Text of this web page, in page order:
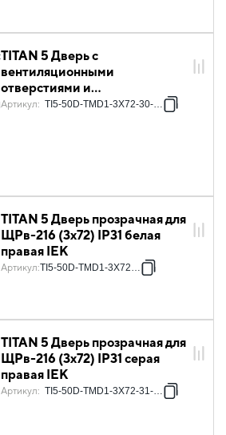
TITAN 5 Дверь с
вентиляционными
отверстиями и
радиопрозрачной вставкой
Артикул: TI5-50D-TMD1-3X72-30-7035
TITAN 5 Дверь прозрачная для
ЩРв-216 (3х72) IP31 белая
правая IEK
Артикул:TI5-50D-TMD1-3X72-31
TITAN 5 Дверь прозрачная для
ЩРв-216 (3х72) IP31 серая
правая IEK
Артикул: TI5-50D-TMD1-3X72-31-7035